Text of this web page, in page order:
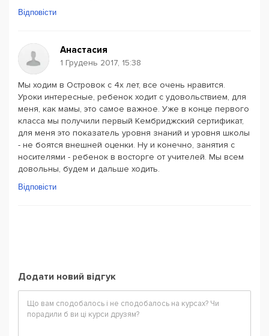
Відповісти
Анастасия
1 Грудень 2017, 15:38
Мы ходим в Островок с 4х лет, все очень нравится.
Уроки интересные, ребенок ходит с удовольствием, для
меня, как мамы, это самое важное. Уже в конце первого
класса мы получили первый Кембриджский сертификат,
для меня это показатель уровня знаний и уровня школы
- не боятся внешней оценки. Ну и конечно, занятия с
носителями - ребенок в восторге от учителей. Мы всем
довольны, будем и дальше ходить.
Відповісти
Додати новий відгук